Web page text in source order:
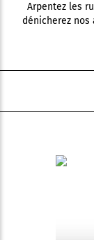
Arpentez les
dénicherez nos